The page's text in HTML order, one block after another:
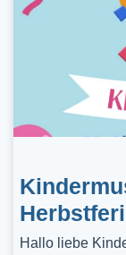
Hallo liebe